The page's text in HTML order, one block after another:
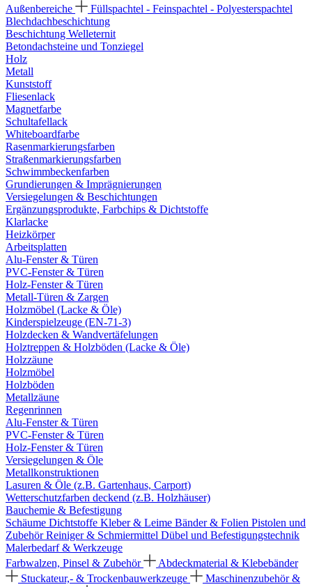
Außenbereiche
Füllspachtel - Feinspachtel - Polyesterspachtel
Blechdachbeschichtung
Beschichtung Welleternit
Betondachsteine und Tonziegel
Holz
Metall
Kunststoff
Fliesenlack
Magnetfarbe
Schultafellack
Whiteboardfarbe
Rasenmarkierungsfarben
Straßenmarkierungsfarben
Schwimmbeckenfarben
Grundierungen & Imprägnierungen
Versiegelungen & Beschichtungen
Ergänzungsprodukte, Farbchips & Dichtstoffe
Klarlacke
Heizkörper
Arbeitsplatten
Alu-Fenster & Türen
PVC-Fenster & Türen
Holz-Fenster & Türen
Metall-Türen & Zargen
Holzmöbel (Lacke & Öle)
Kinderspielzeuge (EN-71-3)
Holzdecken & Wandvertäfelungen
Holztreppen & Holzböden (Lacke & Öle)
Holzzäune
Holzmöbel
Holzböden
Metallzäune
Regenrinnen
Alu-Fenster & Türen
PVC-Fenster & Türen
Holz-Fenster & Türen
Versiegelungen & Öle
Metallkonstruktionen
Lasuren & Öle (z.B. Gartenhaus, Carport)
Wetterschutzfarben deckend (z.B. Holzhäuser)
Bauchemie & Befestigung
Schäume Dichtstoffe Kleber & Leime Bänder & Folien Pistolen und
ZubehörReiniger & Schmiermittel Dübel und Befestigungstechnik
Malerbedarf & Werkzeuge
Farbwalzen, Pinsel & Zubehör
Abdeckmaterial & Klebebänder
Stuckateur,- & Trockenbauwerkzeuge
Maschinenzubehör &